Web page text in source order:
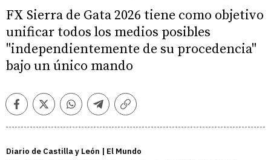
FX Sierra de Gata 2026 tiene como objetivo
unificar todos los medios posibles
"independientemente de su procedencia"
bajo un único mando
FacebookTwitterWhatsappTelegramCopiar
Diario de Castilla y León | El Mundo